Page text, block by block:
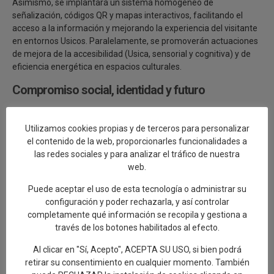
Asimismo, se implantará un sistema homogéneo de
señalización, códigos QR y mapas interactivos, facilitando el
acceso a la información y mejorando la experiencia del visitante
en entornos Usicos. Paralelamente, se promoverán actuaciones
de mejora de la accesibilidad (Usica, sensorial y cognitiva) y de
eficiencia energética en espacios culturales.
Compromiso social, identidad y futuro
componente inclusivo y social. El proyecto contempla la
realización de talleres accesibles y actividades adaptadas a
personas con diversidad funcional o en riesgo de exclusión
social, impulsando un turismo verdaderamente abierto a todos.
Además, se rendirá homenaje al papel fundamental que ha
desempeñado la mujer en el arte cerámico mediante una
exposición itinerante sobre su contribución histórica y
contemporánea al oficio. Este enfoque busca no solo visibilizar,
que han dado forma a una parte esencial del patrimonio cultural
inmaterial de España.
Utilizamos cookies propias y de terceros para personalizar
el contenido de la web, proporcionarles funcionalidades a
las redes sociales y para analizar el tráfico de nuestra
web.
Puede aceptar el uso de esta tecnología o administrar su
configuración y poder rechazarla, y así controlar
completamente qué información se recopila y gestiona a
través de los botones habilitados al efecto.
Al clicar en "Sí, Acepto", ACEPTA SU USO, si bien podrá
retirar su consentimiento en cualquier momento. También